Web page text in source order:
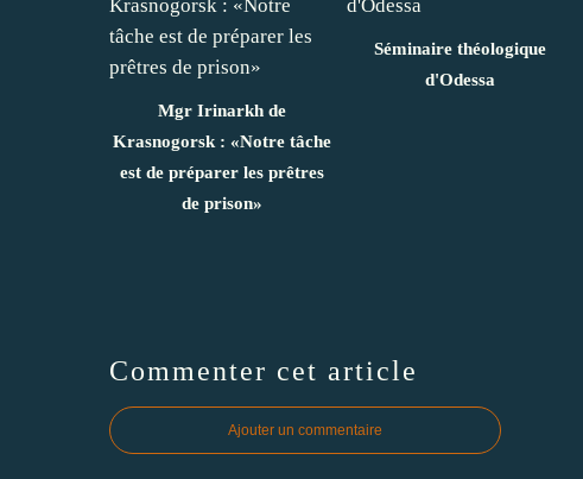
Mgr Irinarkh de
Krasnogorsk : «Notre tâche
est de préparer les prêtres
de prison»
Séminaire théologique
d'Odessa
Commenter cet article
Ajouter un commentaire